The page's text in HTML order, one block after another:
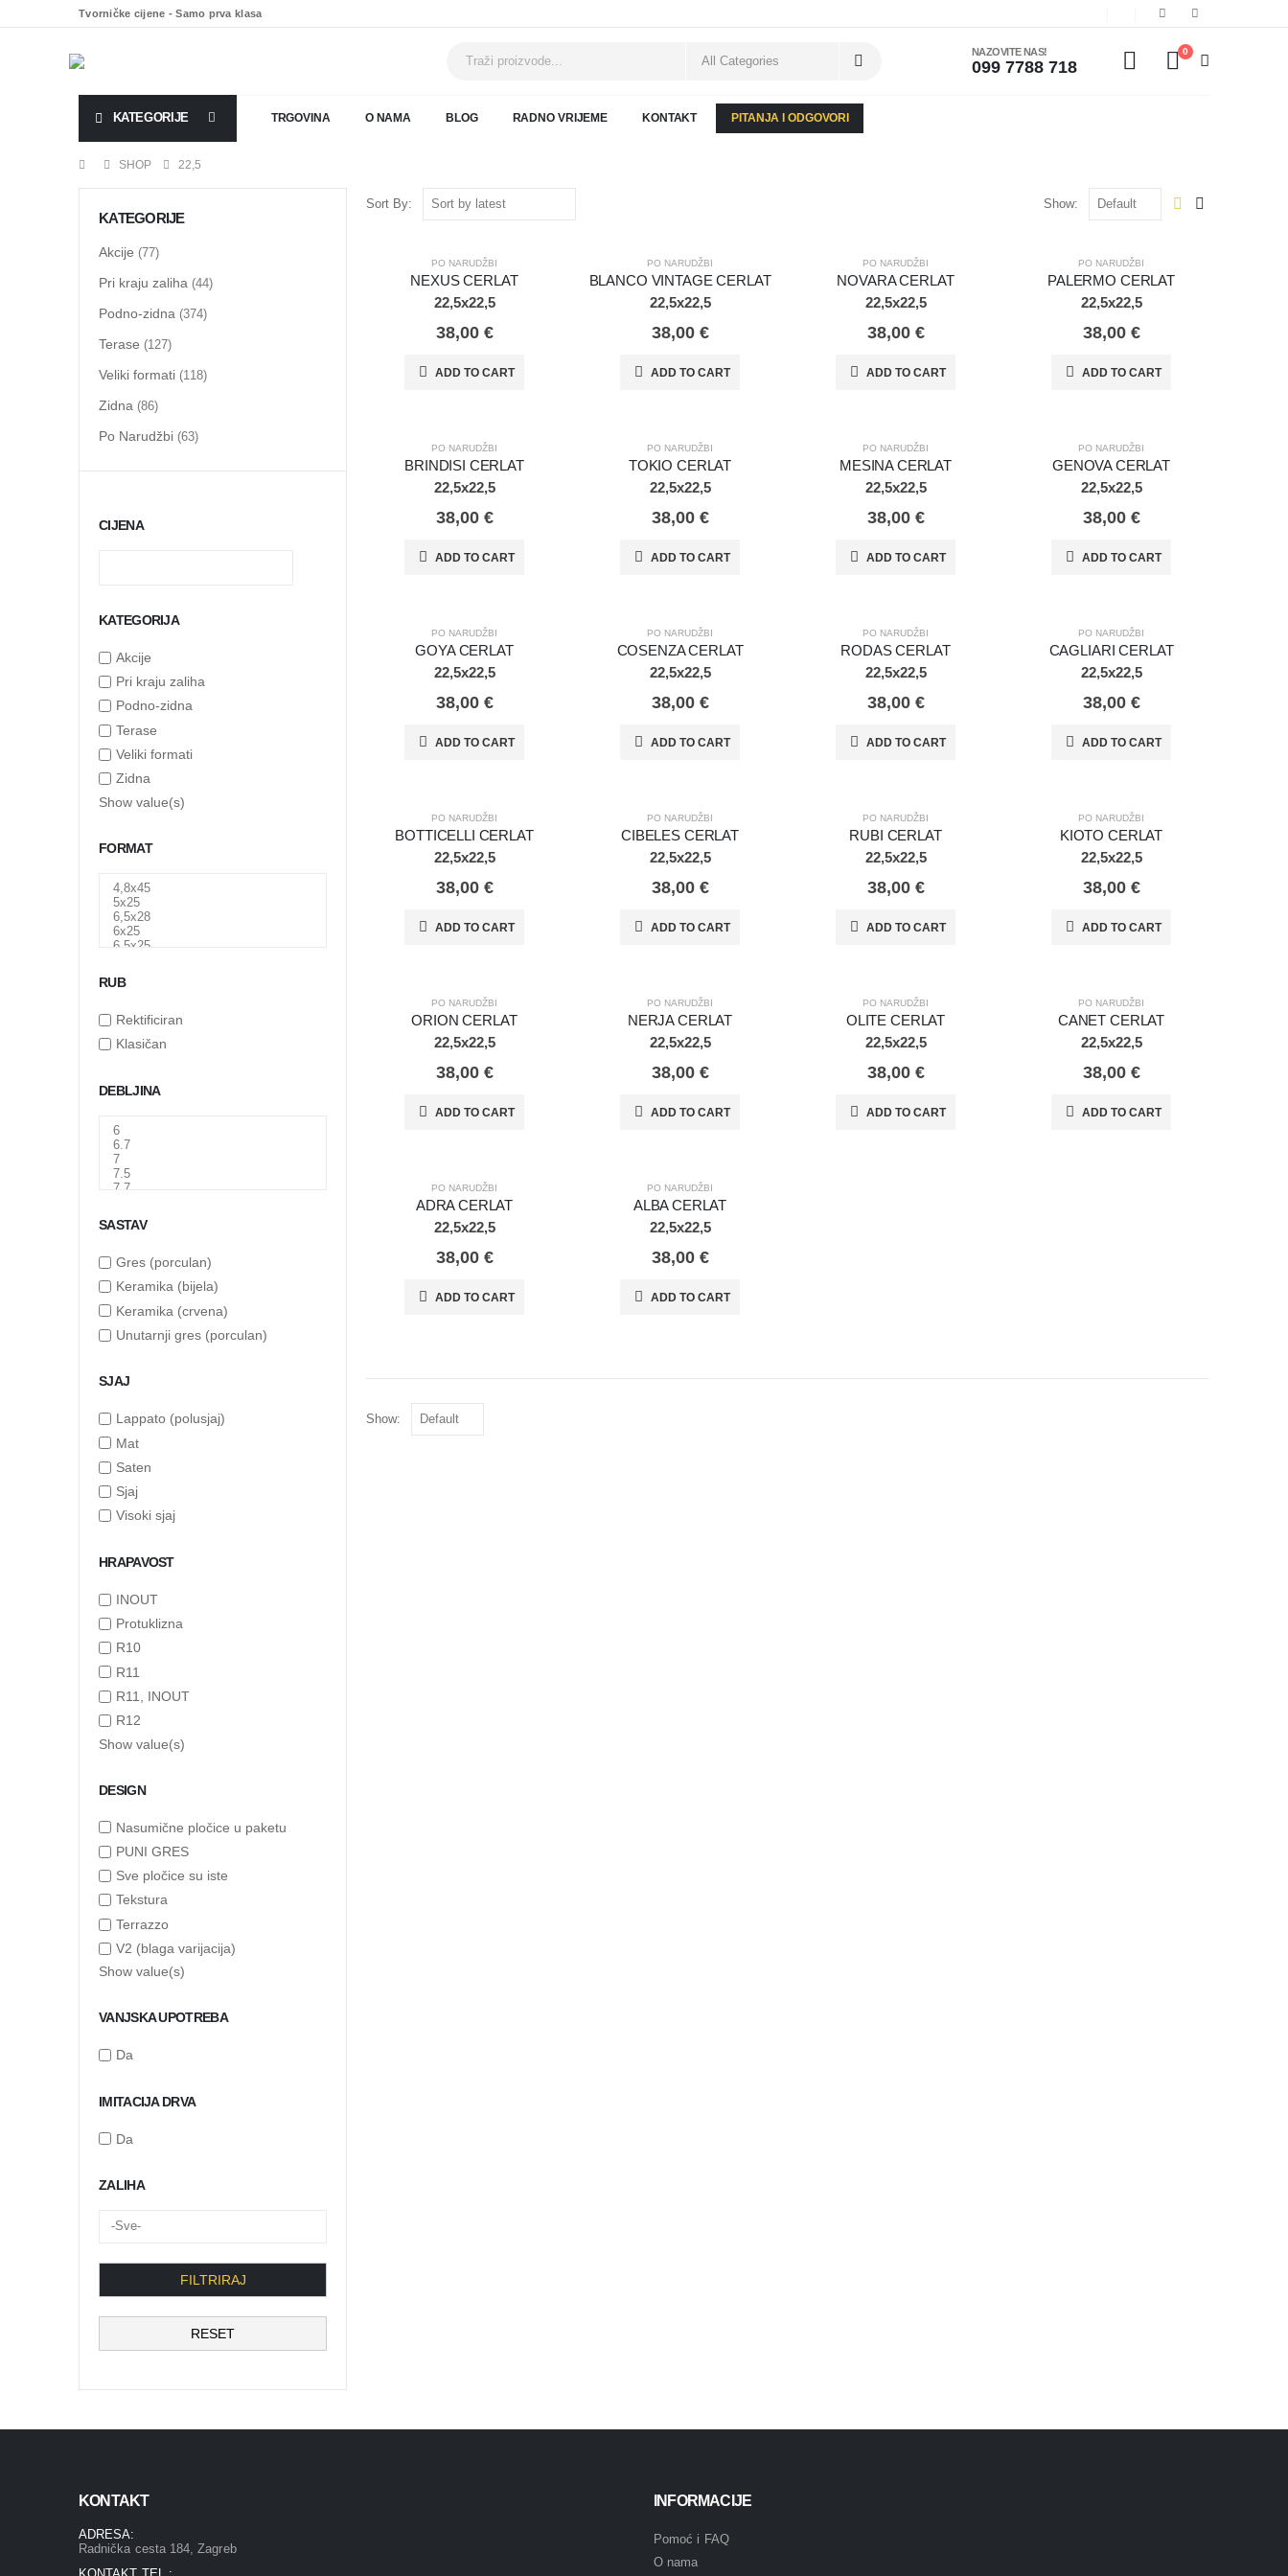
Tvorničke cijene - Samo prva klasa
NAZOVITE NAS!
099 7788 718
0
KATEGORIJE TRGOVINA O NAMA BLOG RADNO VRIJEME KONTAKT PITANJA I ODGOVORI
SHOP 22,5
Sort By: Show:
PO NARUDŽBI
NEXUS CERLAT
22,5x22,5
38,00 €
ADD TO CART
PO NARUDŽBI
BLANCO VINTAGE CERLAT
22,5x22,5
38,00 €
ADD TO CART
PO NARUDŽBI
NOVARA CERLAT
22,5x22,5
38,00 €
ADD TO CART
PO NARUDŽBI
PALERMO CERLAT
22,5x22,5
38,00 €
ADD TO CART
PO NARUDŽBI
BRINDISI CERLAT
22,5x22,5
38,00 €
ADD TO CART
PO NARUDŽBI
TOKIO CERLAT
22,5x22,5
38,00 €
ADD TO CART
PO NARUDŽBI
MESINA CERLAT
22,5x22,5
38,00 €
ADD TO CART
PO NARUDŽBI
GENOVA CERLAT
22,5x22,5
38,00 €
ADD TO CART
PO NARUDŽBI
GOYA CERLAT
22,5x22,5
38,00 €
ADD TO CART
PO NARUDŽBI
COSENZA CERLAT
22,5x22,5
38,00 €
ADD TO CART
PO NARUDŽBI
RODAS CERLAT
22,5x22,5
38,00 €
ADD TO CART
PO NARUDŽBI
CAGLIARI CERLAT
22,5x22,5
38,00 €
ADD TO CART
PO NARUDŽBI
BOTTICELLI CERLAT
22,5x22,5
38,00 €
ADD TO CART
PO NARUDŽBI
CIBELES CERLAT
22,5x22,5
38,00 €
ADD TO CART
PO NARUDŽBI
RUBI CERLAT
22,5x22,5
38,00 €
ADD TO CART
PO NARUDŽBI
KIOTO CERLAT
22,5x22,5
38,00 €
ADD TO CART
PO NARUDŽBI
ORION CERLAT
22,5x22,5
38,00 €
ADD TO CART
PO NARUDŽBI
NERJA CERLAT
22,5x22,5
38,00 €
ADD TO CART
PO NARUDŽBI
OLITE CERLAT
22,5x22,5
38,00 €
ADD TO CART
PO NARUDŽBI
CANET CERLAT
22,5x22,5
38,00 €
ADD TO CART
PO NARUDŽBI
ADRA CERLAT
22,5x22,5
38,00 €
ADD TO CART
PO NARUDŽBI
ALBA CERLAT
22,5x22,5
38,00 €
ADD TO CART
Show:
KATEGORIJE
Akcije (77)
Pri kraju zaliha (44)
Podno-zidna (374)
Terase (127)
Veliki formati (118)
Zidna (86)
Po Narudžbi (63)
CIJENA
KATEGORIJA
Akcije
Pri kraju zaliha
Podno-zidna
Terase
Veliki formati
Zidna
Show value(s)
FORMAT
RUB
Rektificiran
Klasičan
DEBLJINA
SASTAV
Gres (porculan)
Keramika (bijela)
Keramika (crvena)
Unutarnji gres (porculan)
SJAJ
Lappato (polusjaj)
Mat
Saten
Sjaj
Visoki sjaj
HRAPAVOST
INOUT
Protuklizna
R10
R11
R11, INOUT
R12
Show value(s)
DESIGN
Nasumične pločice u paketu
PUNI GRES
Sve pločice su iste
Tekstura
Terrazzo
V2 (blaga varijacija)
Show value(s)
VANJSKA UPOTREBA
Da
IMITACIJA DRVA
Da
ZALIHA
FILTRIRAJ
RESET
KONTAKT
ADRESA:
Radnička cesta 184, Zagreb
INFORMACIJE
Pomoć i FAQ
O nama